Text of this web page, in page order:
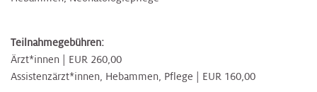
Teilnahmegebühren:
Ärzt*innen | EUR 260,00
Assistenzärzt*innen, Hebammen, Pflege | EUR 160,00